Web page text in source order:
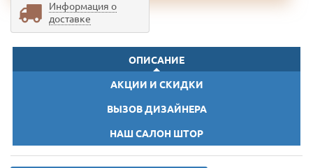
Информация о
доставке
ОПИСАНИЕ
АКЦИИ И СКИДКИ
ВЫЗОВ ДИЗАЙНЕРА
НАШ САЛОН ШТОР